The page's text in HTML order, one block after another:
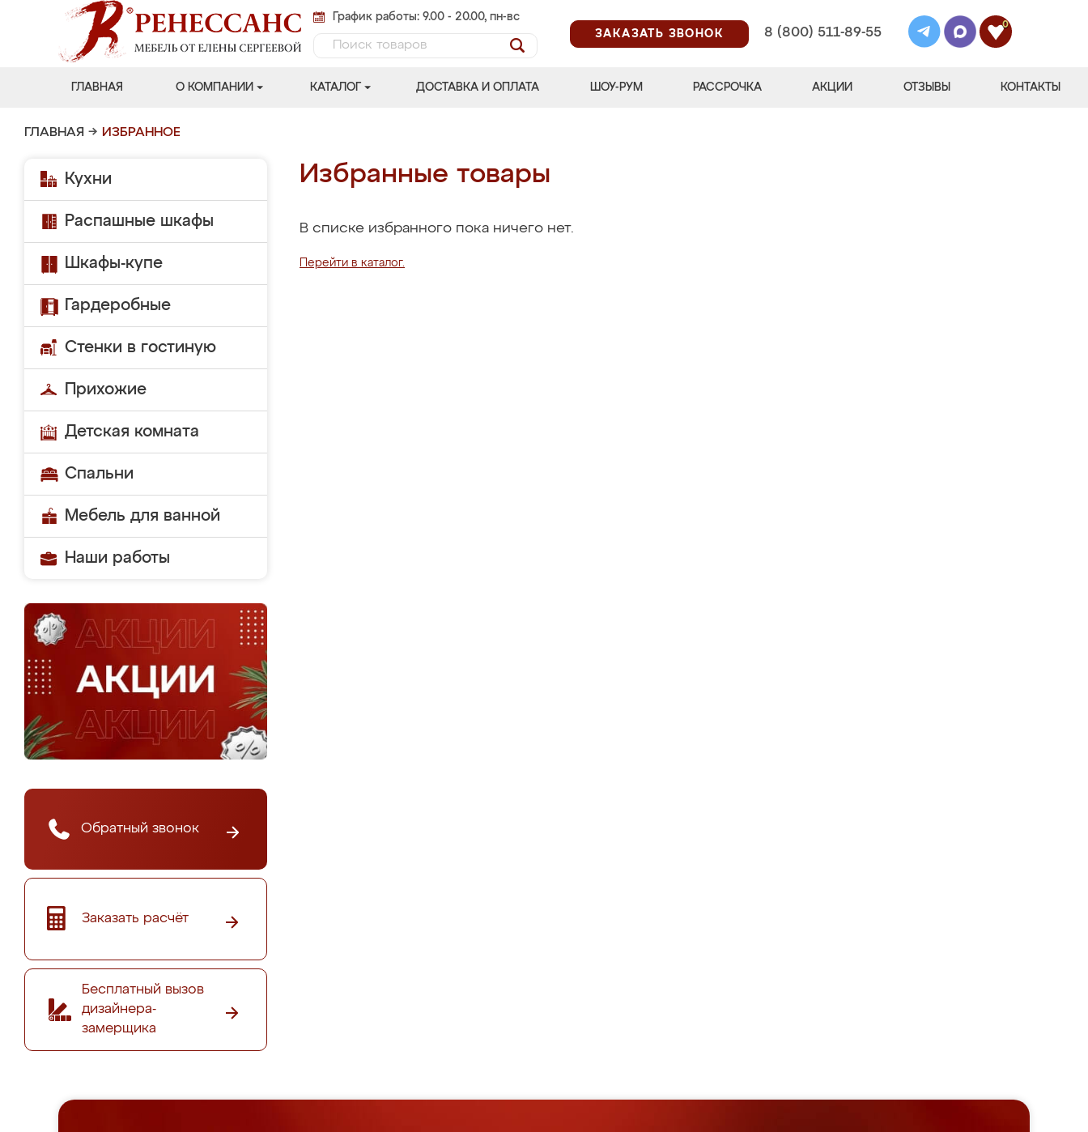
График работы: 9.00 - 20.00, пн-вс
ЗАКАЗАТЬ ЗВОНОК
8 (800) 511-89-55
0
ГЛАВНАЯ О КОМПАНИИ КАТАЛОГ ДОСТАВКА И ОПЛАТА ШОУ-РУМ РАССРОЧКА АКЦИИ ОТЗЫВЫ КОНТАКТЫ
ГЛАВНАЯ → ИЗБРАННОЕ
Кухни
Распашные шкафы
Шкафы-купе
Гардеробные
Стенки в гостиную
Прихожие
Детская комната
Спальни
Мебель для ванной
Наши работы
Обратный звонок
Заказать расчёт
Бесплатный вызов
дизайнера-
замерщика
Избранные товары
В списке избранного пока ничего нет.
Перейти в каталог.